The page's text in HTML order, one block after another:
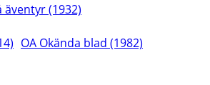
äventyr (1932)
OA Okända blad (1982)